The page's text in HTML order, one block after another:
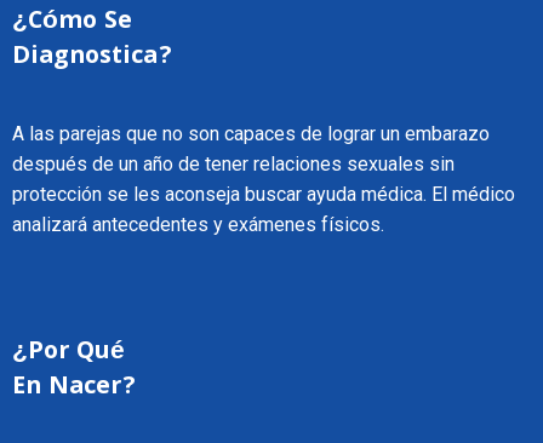
¿Cómo Se
Diagnostica?
A las parejas que no son capaces de lograr un embarazo
después de un año de tener relaciones sexuales sin
protección se les aconseja buscar ayuda médica. El médico
analizará antecedentes y exámenes físicos.
¿Por Qué
En Nacer?